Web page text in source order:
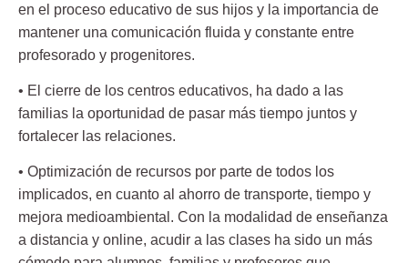
en el proceso educativo de sus hijos y la importancia de
mantener una comunicación fluida y constante entre
profesorado y progenitores.
• El cierre de los centros educativos, ha dado a las
familias la oportunidad de pasar más tiempo juntos y
fortalecer las relaciones.
• Optimización de recursos por parte de todos los
implicados, en cuanto al ahorro de transporte, tiempo y
mejora medioambiental. Con la modalidad de enseñanza
a distancia y online, acudir a las clases ha sido un más